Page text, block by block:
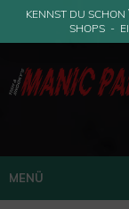
KENNST DU SCHON
SHOPS -
MENÜ